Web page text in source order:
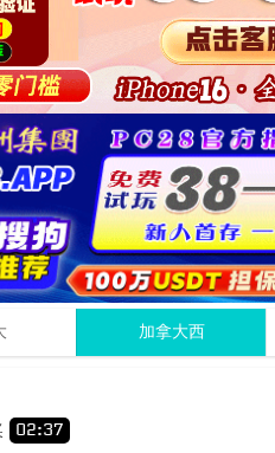
加拿大西
02:36